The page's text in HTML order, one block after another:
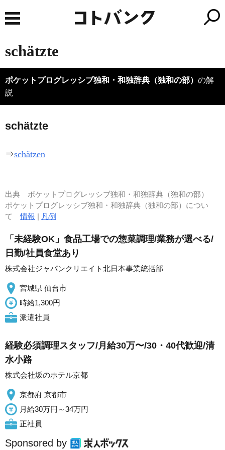
schätzte
ポケットプログレッシブ独和・和独辞典（独和の部） の解
説
schätzte
⇒schätzen
出典 ポケットプログレッシブ独和・和独辞典（独和の部）
ポケットプログレッシブ独和・和独辞典（独和の部）につい
て情報 | 凡例
「未経験OK」食品工場での惣菜調理/業務が選べる/
日勤/社員食堂あり
株式会社ジャパンクリエイト北日本事業統括部
宮城県 仙台市
時給1,300円
派遣社員
経験必須調理スタッフ/月給30万〜/30・40代歓迎/清
水小路
株式会社坂のホテル京都
京都府 京都市
月給30万円～34万円
正社員
Sponsored by